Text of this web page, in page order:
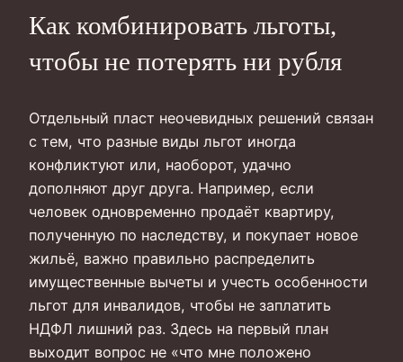
Как комбинировать льготы,
чтобы не потерять ни рубля
Отдельный пласт неочевидных решений связан
с тем, что разные виды льгот иногда
конфликтуют или, наоборот, удачно
дополняют друг друга. Например, если
человек одновременно продаёт квартиру,
полученную по наследству, и покупает новое
жильё, важно правильно распределить
имущественные вычеты и учесть особенности
льгот для инвалидов, чтобы не заплатить
НДФЛ лишний раз. Здесь на первый план
выходит вопрос не «что мне положено